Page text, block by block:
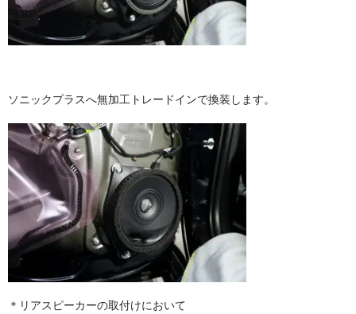
ソニックプラスへ無加工トレードインで換装します。
＊リアスピーカーの取付けにおいて